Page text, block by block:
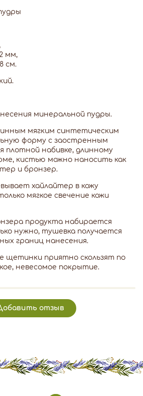
мм,
см.
минеральной пудры.
мягким синтетическим
форму с заостренным
плотной набивке, длинному
кистью можно наносить как
и бронзер.
хайлайтер в кожу
мягкое свечение кожи
продукта набирается
нужно, тушевка получается
границ нанесения.
щетинки приятно скользят по
невесомое покрытие.
отзыв